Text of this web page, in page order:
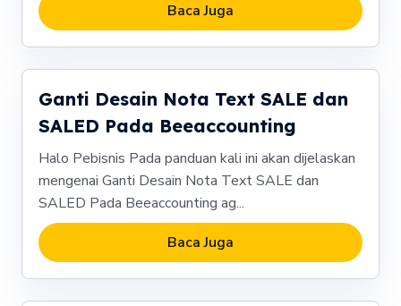
Baca Juga
Ganti Desain Nota Text SALE dan
SALED Pada Beeaccounting
Halo Pebisnis Pada panduan kali ini akan dijelaskan
mengenai Ganti Desain Nota Text SALE dan
SALED Pada Beeaccounting ag...
Baca Juga